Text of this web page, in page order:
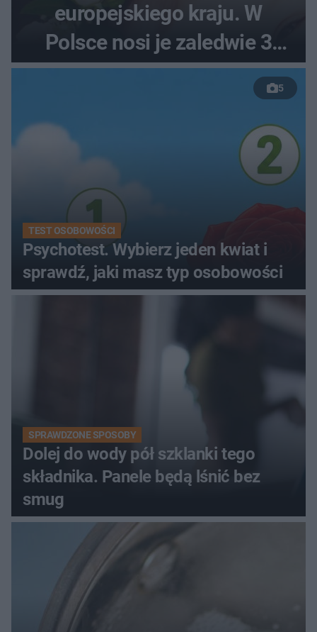
europejskiego kraju. W
Polsce nosi je zaledwie 3
kobiety
5
TEST OSOBOWOŚCI
Psychotest. Wybierz jeden kwiat i
sprawdź, jaki masz typ osobowości
SPRAWDZONE SPOSOBY
Dolej do wody pół szklanki tego
składnika. Panele będą lśnić bez
smug